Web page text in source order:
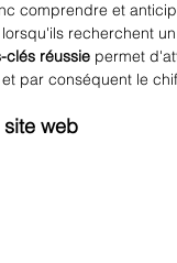
comprendre et
recherchent
clés réussie permet
par conséquent le
web